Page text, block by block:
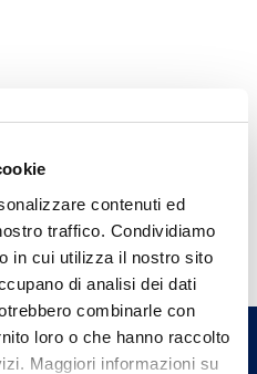
contenuti ed
traffico. Condividiamo
in cui utilizza il nostro sito
di analisi dei dati
combinarle con
loro o che hanno raccolto
Maggiori informazioni su
a te e parla con